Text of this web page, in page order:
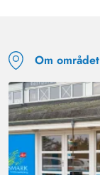
Om området